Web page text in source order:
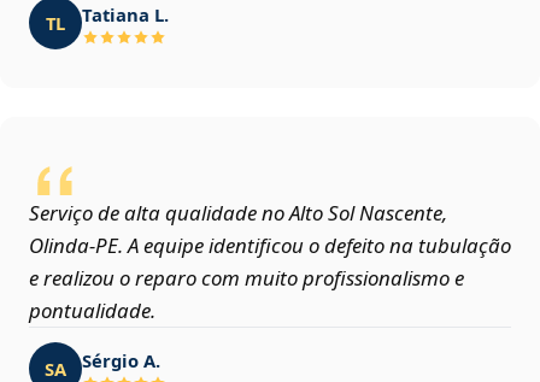
TL Tatiana L.
Serviço de alta qualidade no Alto Sol Nascente,
Olinda‑PE. A equipe identificou o defeito na tubulação
e realizou o reparo com muito profissionalismo e
pontualidade.
SA Sérgio A.